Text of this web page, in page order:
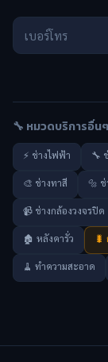
🔧 หมวดบริการอื่นๆ
⚡ ช่างไฟฟ้า 🔧
🎨 ช่างทาสี 🔩 ช่
📹 ช่างกล้องวงจรปิด
🏚️ หลังคารั่ว
🧹 ทำความสะอาด